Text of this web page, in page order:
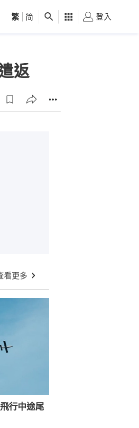
觀點 健康 好食玩飛
繁 简 登入
返
看更多
行中途尾